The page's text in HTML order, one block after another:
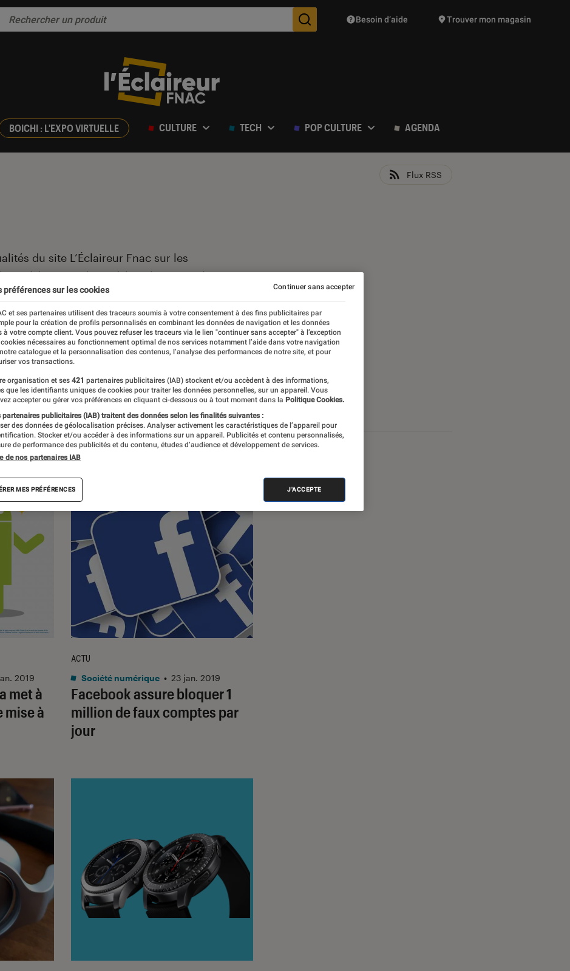
Des suggestions de produits vont vous être proposées
Besoin d’aide Trouver mon magasin
BOICHI : L'EXPO VIRTUELLE CULTURE TECH POP CULTURE AGENDA
Flux RSS
du site L’Éclaireur Fnac sur les
à la pop culture, à la culture numérique et
et guides Tests
met à
mise à
2019
Facebook assure bloquer 1
million de faux comptes par
jour
ACTU
Société numérique • 23 jan. 2019
préférences sur les cookies
et ses partenaires utilisent des traceurs soumis à votre consentement à des fins publicitaires par
pour la création de profils personnalisés en combinant les données de navigation et les données
à votre compte client. Vous pouvez refuser les traceurs via le lien "continuer sans accepter" à l’exception
nécessaires au fonctionnement optimal de nos services notamment l’aide dans votre navigation
catalogue et la personnalisation des contenus, l’analyse des performances de notre site, et pour
vos transactions.
organisation et ses 421 partenaires publicitaires (IAB) stockent et/ou accèdent à des informations,
que les identifiants uniques de cookies pour traiter les données personnelles, sur un appareil. Vous
accepter ou gérer vos préférences en cliquant ci-dessous ou à tout moment dans la Politique Cookies.
partenaires publicitaires (IAB) traitent des données selon les finalités suivantes :
des données de géolocalisation précises. Analyser activement les caractéristiques de l’appareil pour
Stocker et/ou accéder à des informations sur un appareil. Publicités et contenu personnalisés,
de performance des publicités et du contenu, études d’audience et développement de services.
de nos partenaires IAB
MES PRÉFÉRENCES J'ACCEPTE
Continuer sans accepter